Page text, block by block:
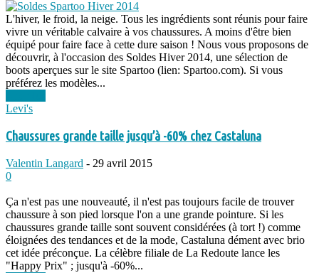
L'hiver, le froid, la neige. Tous les ingrédients sont réunis pour faire
vivre un véritable calvaire à vos chaussures. A moins d'être bien
équipé pour faire face à cette dure saison ! Nous vous proposons de
découvrir, à l'occasion des Soldes Hiver 2014, une sélection de
boots aperçues sur le site Spartoo (lien: Spartoo.com). Si vous
préférez les modèles...
Levi's
Chaussures grande taille jusqu’à -60% chez Castaluna
Valentin Langard - 29 avril 2015
0
Ça n'est pas une nouveauté, il n'est pas toujours facile de trouver
chaussure à son pied lorsque l'on a une grande pointure. Si les
chaussures grande taille sont souvent considérées (à tort !) comme
éloignées des tendances et de la mode, Castaluna dément avec brio
cet idée préconçue. La célèbre filiale de La Redoute lance les
"Happy Prix" ; jusqu'à -60%...